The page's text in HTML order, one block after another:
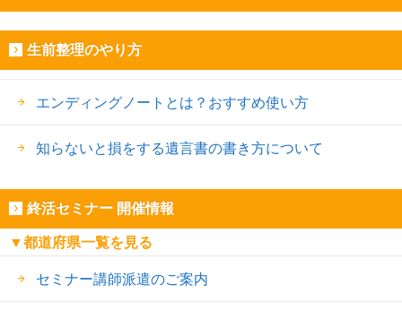
生前整理のやり方
エンディングノートとは？おすすめ使い方
知らないと損をする遺言書の書き方について
終活セミナー 開催情報
▼都道府県一覧を見る
セミナー講師派遣のご案内